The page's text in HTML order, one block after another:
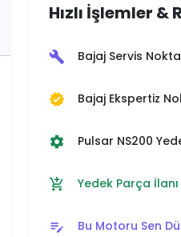
Hızlı İşlemler &
build Bajaj Servis
verified Bajaj Ekspertiz
settings Pulsar NS200
add_shopping_cart Yedek Parça
edit_note Bu Motoru Sen